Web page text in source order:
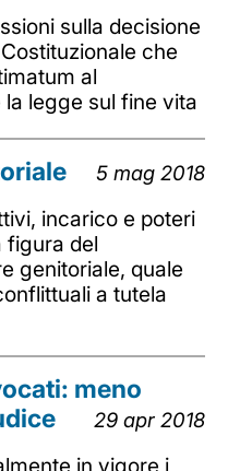
sulla decisione
che
al
legge sul fine vita
5 mag 2018
incarico e poteri
figura del
genitoriale, quale
a tutela
meno
29 apr 2018
in vigore i